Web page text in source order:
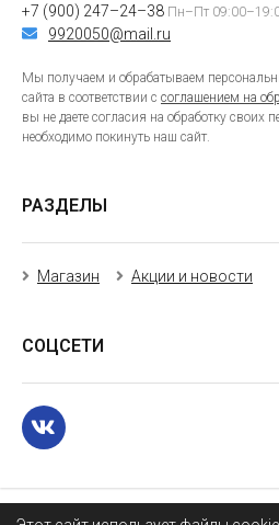
+7 (900) 247–24–38 Пн–Пт
9920050@mail.ru
Мы получаем и обрабатываем
сайта в соответствии с соглашением на
вы не даете согласия на обработку своих
необходимо покинуть наш сайт.
РАЗДЕЛЫ
Магазин Акции и новости
СОЦСЕТИ